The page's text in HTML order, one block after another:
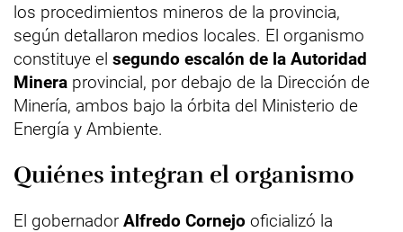
los procedimientos mineros de la provincia,
según detallaron medios locales. El organismo
constituye el segundo escalón de la Autoridad
Minera provincial, por debajo de la Dirección de
Minería, ambos bajo la órbita del Ministerio de
Energía y Ambiente.
Quiénes integran el organismo
El gobernador Alfredo Cornejo oficializó la